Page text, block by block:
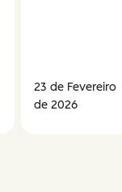
23 de Fevereiro
de 2026